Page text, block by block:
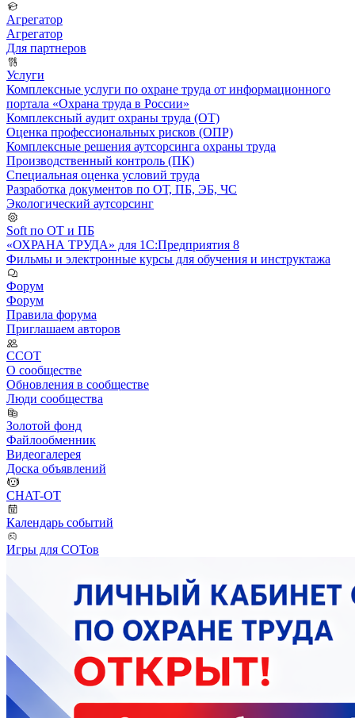
Агрегатор
Агрегатор
Для партнеров
Услуги
Комплексные услуги по охране труда от информационного
портала «Охрана труда в России»
Комплексный аудит охраны труда (ОТ)
Оценка профессиональных рисков (ОПР)
Комплексные решения аутсорсинга охраны труда
Производственный контроль (ПК)
Специальная оценка условий труда
Разработка документов по ОТ, ПБ, ЭБ, ЧС
Экологический аутсорсинг
Soft по ОТ и ПБ
«ОХРАНА ТРУДА» для 1С:Предприятия 8
Фильмы и электронные курсы для обучения и инструктажа
Форум
Форум
Правила форума
Приглашаем авторов
ССОТ
О сообществе
Обновления в сообществе
Люди сообщества
Золотой фонд
Файлообменник
Видеогалерея
Доска объявлений
CHAT-OT
Календарь событий
Игры для СОТов